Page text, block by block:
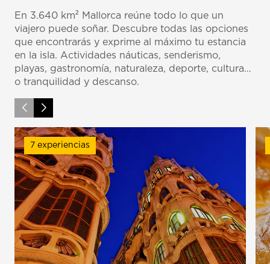
En 3.640 km² Mallorca reúne todo lo que un
viajero puede soñar. Descubre todas las opciones
que encontrarás y exprime al máximo tu estancia
en la isla. Actividades náuticas, senderismo,
playas, gastronomía, naturaleza, deporte, cultura…
o tranquilidad y descanso.
7 experiencias